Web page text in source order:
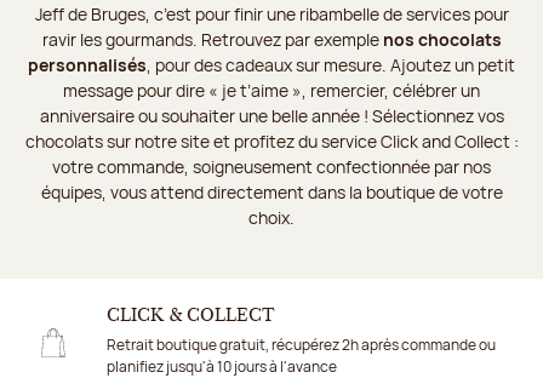
Jeff de Bruges, c’est pour finir une ribambelle de services pour
ravir les gourmands. Retrouvez par exemple nos chocolats
personnalisés , pour des cadeaux sur mesure. Ajoutez un petit
message pour dire « je t’aime », remercier, célébrer un
anniversaire ou souhaiter une belle année ! Sélectionnez vos
chocolats sur notre site et profitez du service Click and Collect :
votre commande, soigneusement confectionnée par nos
équipes, vous attend directement dans la boutique de votre
choix.
CLICK & COLLECT
Retrait boutique gratuit, récupérez 2h après commande ou
planifiez jusqu'à 10 jours à l'avance